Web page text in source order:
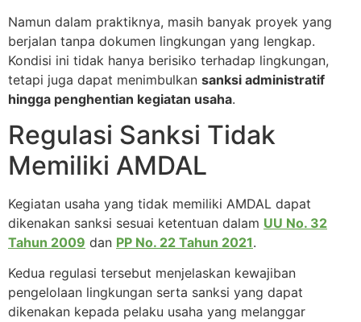
Namun dalam praktiknya, masih banyak proyek yang
berjalan tanpa dokumen lingkungan yang lengkap.
Kondisi ini tidak hanya berisiko terhadap lingkungan,
tetapi juga dapat menimbulkan sanksi administratif
hingga penghentian kegiatan usaha.
Regulasi Sanksi Tidak
Memiliki AMDAL
Kegiatan usaha yang tidak memiliki AMDAL dapat
dikenakan sanksi sesuai ketentuan dalam UU No. 32
Tahun 2009 dan PP No. 22 Tahun 2021.
Kedua regulasi tersebut menjelaskan kewajiban
pengelolaan lingkungan serta sanksi yang dapat
dikenakan kepada pelaku usaha yang melanggar